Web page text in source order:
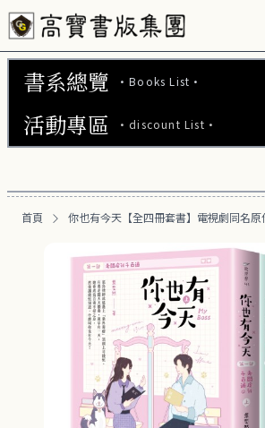
書系總覽 ·Books List·
文學小說 (737)
醫療保健 (54)
親子教養 (14)
人文史哲 (74)
活動專區 ·discount List·
【2本7折】高寶小說系列全圖鑑
【2套7折】高寶小說系列全圖鑑
【66折】高寶小說系列全圖鑑書展
首頁 你也有今天【全四冊套書】電視劇同名原